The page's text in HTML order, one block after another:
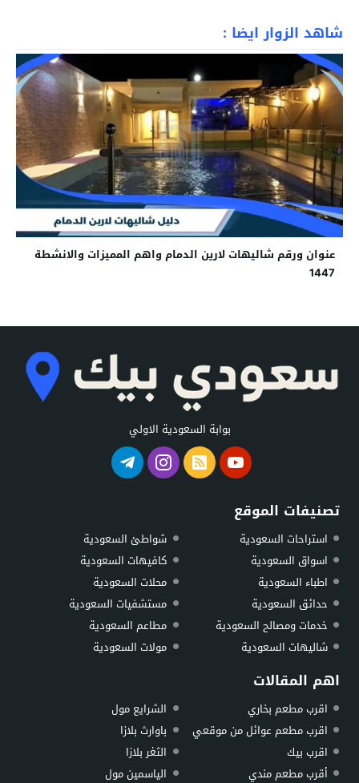
شاهد الزوار ايضا :
عنوان ورقم شاليهات لارين الدمام واهم المميزات والانشطة
1447
بوابة السعودية الاولي
تصنيفات الموقع
استراحات السعودية
اسواق السعودية
اطباء السعودية
حدائق السعودية
خدمات ومصالح السعودية
شاليهات السعودية
شواطئ السعودية
كافيهات السعودية
محلات السعودية
مستشفيات السعودية
مطاعم السعودية
مولات السعودية
اهم المقالات
اقرب مطعم بخاري
اقرب مطعم عوائل من موقعي
اقرب بيك
أقرب مطعم مندي
الشرايع مول
باوارث بلازا
الثغر بلازا
الياسمين مول